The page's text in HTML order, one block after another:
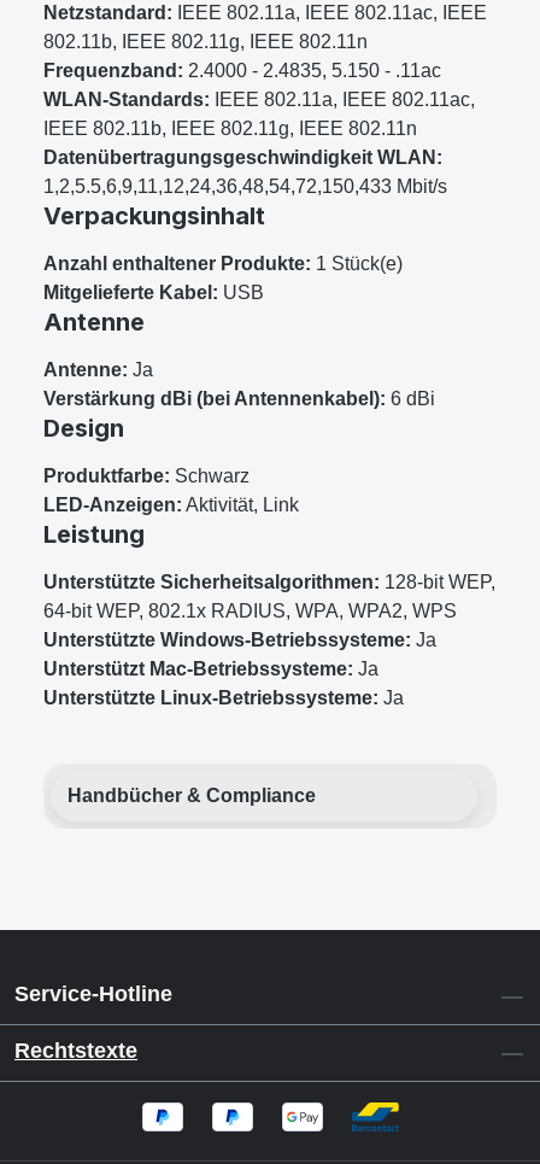
Netzstandard: IEEE 802.11a, IEEE 802.11ac, IEEE
802.11b, IEEE 802.11g, IEEE 802.11n
Frequenzband: 2.4000 - 2.4835, 5.150 - .11ac
WLAN-Standards: IEEE 802.11a, IEEE 802.11ac,
IEEE 802.11b, IEEE 802.11g, IEEE 802.11n
Datenübertragungsgeschwindigkeit WLAN:
1,2,5.5,6,9,11,12,24,36,48,54,72,150,433 Mbit/s
Verpackungsinhalt
Anzahl enthaltener Produkte: 1 Stück(e)
Mitgelieferte Kabel: USB
Antenne
Antenne: Ja
Verstärkung dBi (bei Antennenkabel): 6 dBi
Design
Produktfarbe: Schwarz
LED-Anzeigen: Aktivität, Link
Leistung
Unterstützte Sicherheitsalgorithmen: 128-bit WEP,
64-bit WEP, 802.1x RADIUS, WPA, WPA2, WPS
Unterstützte Windows-Betriebssysteme: Ja
Unterstützt Mac-Betriebssysteme: Ja
Unterstützte Linux-Betriebssysteme: Ja
Handbücher & Compliance
Service-Hotline
Rechtstexte